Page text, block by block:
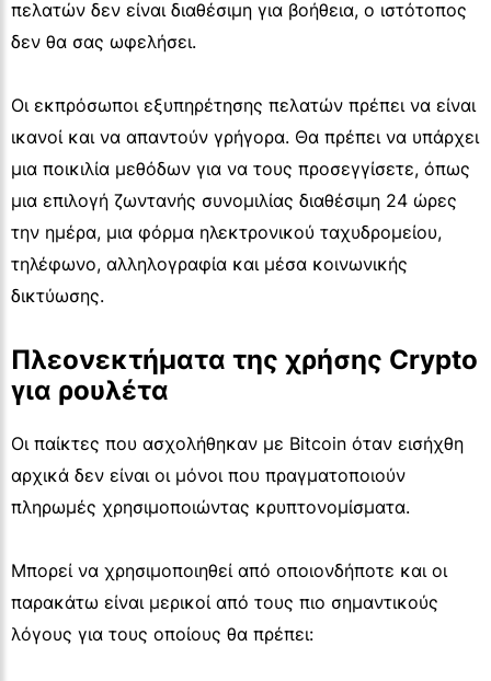
πελατών δεν είναι διαθέσιμη για βοήθεια, ο ιστότοπος
δεν θα σας ωφελήσει.
Οι εκπρόσωποι εξυπηρέτησης πελατών πρέπει να είναι
ικανοί και να απαντούν γρήγορα. Θα πρέπει να υπάρχει
μια ποικιλία μεθόδων για να τους προσεγγίσετε, όπως
μια επιλογή ζωντανής συνομιλίας διαθέσιμη 24 ώρες
την ημέρα, μια φόρμα ηλεκτρονικού ταχυδρομείου,
τηλέφωνο, αλληλογραφία και μέσα κοινωνικής
δικτύωσης.
Πλεονεκτήματα της χρήσης Crypto
για ρουλέτα
Οι παίκτες που ασχολήθηκαν με Bitcoin όταν εισήχθη
αρχικά δεν είναι οι μόνοι που πραγματοποιούν
πληρωμές χρησιμοποιώντας κρυπτονομίσματα.
Μπορεί να χρησιμοποιηθεί από οποιονδήποτε και οι
παρακάτω είναι μερικοί από τους πιο σημαντικούς
λόγους για τους οποίους θα πρέπει: